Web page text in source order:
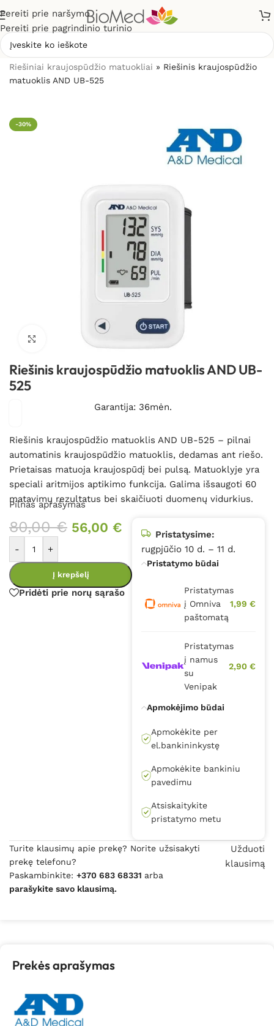
Pereiti prie naršymo
Pereiti prie pagrindinio turinio
Riešiniai kraujospūdžio matuokliai » Riešinis kraujospūdžio
matuoklis AND UB-525
-30%
Spustelėkite, kad padidintumėte
Riešinis kraujospūdžio matuoklis AND UB-
525
Garantija: 36mėn.
Riešinis kraujospūdžio matuoklis AND UB-525 – pilnai
automatinis kraujospūdžio matuoklis, dedamas ant riešo.
Prietaisas matuoja kraujospūdį bei pulsą. Matuoklyje yra
speciali aritmijos aptikimo funkcija. Galima išsaugoti 60
matavimų rezultatus bei skaičiuoti duomenų vidurkius.
Pilnas aprašymas
80,00€ 56,00 €
- +
Į krepšelį
Pridėti prie norų sąrašo
Pristatysime:
rugpjūčio 10 d. – 11 d.
Pristatymo būdai
Pristatymas
į Omniva
paštomatą
1,99 €
Pristatymas
į namus
su
Venipak
2,90 €
Apmokėjimo būdai
Apmokėkite per
el.bankininkystę
Apmokėkite bankiniu
pavedimu
Atsiskaitykite
pristatymo metu
Turite klausimų apie prekę? Norite užsisakyti
prekę telefonu?
Paskambinkite: +370 683 68331 arba
parašykite savo klausimą.
Užduoti
klausimą
Prekės aprašymas